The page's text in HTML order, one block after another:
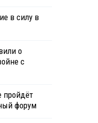
в силу в
о
с
пройдёт
форум